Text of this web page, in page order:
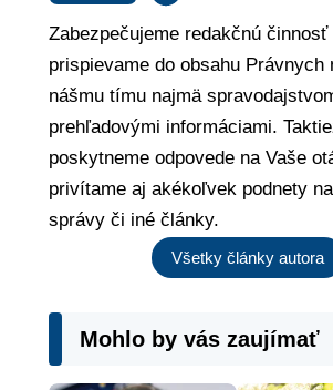
Zabezpečujeme redakčnú činnosť
prispievame do obsahu Právnych
nášmu tímu najmä
prehľadovými informáciami.
poskytneme odpovede na Vaše
privítame aj akékoľvek podnety
správy či iné články.
Všetky články autora
Mohlo by vás zaujímať